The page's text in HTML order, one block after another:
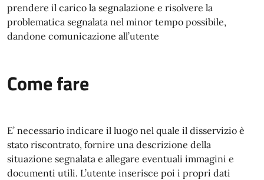
prendere il carico la segnalazione e risolvere la
problematica segnalata nel minor tempo possibile,
dandone comunicazione all’utente
Come fare
E’ necessario indicare il luogo nel quale il disservizio è
stato riscontrato, fornire una descrizione della
situazione segnalata e allegare eventuali immagini e
documenti utili. L’utente inserisce poi i propri dati